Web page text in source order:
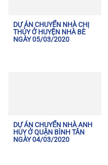
DỰ ÁN CHUYỂN NHÀ CHỊ
THỦY Ở HUYỆN NHÀ BÈ
NGÀY 05/03/2020
DỰ ÁN CHUYỂN NHÀ ANH
HUY Ở QUẬN BÌNH TÂN
NGÀY 04/03/2020